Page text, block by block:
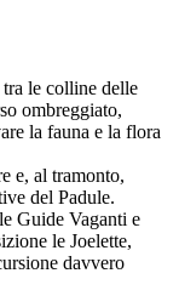
le colline delle
ombreggiato,
la fauna e la flora
e, al tramonto,
del Padule.
Guide Vaganti e
le Joelette,
davvero